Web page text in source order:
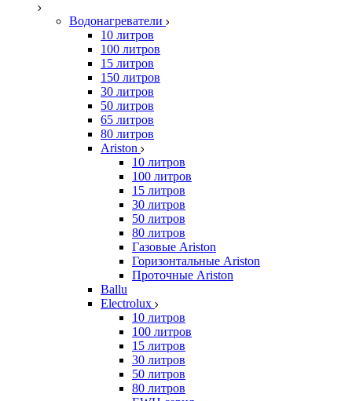
Водонагреватели
10 литров
100 литров
15 литров
150 литров
30 литров
50 литров
65 литров
80 литров
Ariston
10 литров
100 литров
15 литров
30 литров
50 литров
80 литров
Газовые Ariston
Горизонтальные Ariston
Проточные Ariston
Ballu
Electrolux
10 литров
100 литров
15 литров
30 литров
50 литров
80 литров